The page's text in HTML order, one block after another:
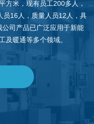
方米，现有员工200多人，
员16人，质量人员12人，具
司产品已广泛应用于新能
及暖通等多个领域。